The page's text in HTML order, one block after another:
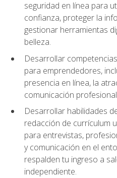
seguridad en línea para
confianza, proteger la
gestionar herramientas
belleza.
Desarrollar
para emprendedores,
presencia en línea, la
comunicación
Desarrollar habilidades
redacción de currículum
para entrevistas,
y comunicación en el
respalden tu ingreso a
independiente.